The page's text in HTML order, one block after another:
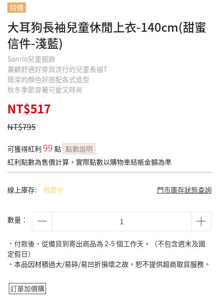
特價
大耳狗長袖兒童休閒上衣-140cm(甜蜜
信件-淺藍)
Sanrio兒童服飾
兼顧舒適好穿與流行的兒童長袖T
簡潔的顏色好搭配各式造型
秋冬季節穿著可愛又時尚
NT$517
NT$795
可獲得紅利 99 點 點數說明
紅利點數為售價計算，實際點數以購物車結帳金額為準
線上庫存: 熱賣中 門市庫存狀態查詢
數量：
˙付款後，從備貨到寄出商品為 2-5 個工作天。（不包含週末及國
定假日）
˙本品因材積過大/易碎/易凹折損壞之故，恕不提供超商取貨服務。
訂單加價購